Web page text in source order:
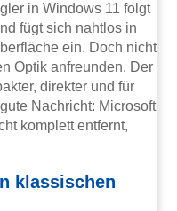
in Windows 11 folgt
fügt sich nahtlos in
ein. Doch nicht
Optik anfreunden. Der
direkter und für
Nachricht: Microsoft
komplett entfernt,
klassischen